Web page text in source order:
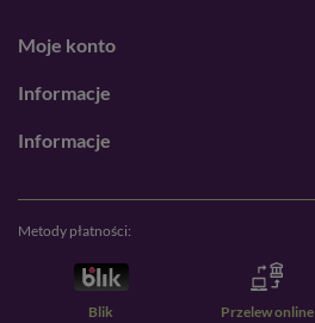
Moje konto
Informacje
Informacje
Metody płatności:
Blik Przelew online